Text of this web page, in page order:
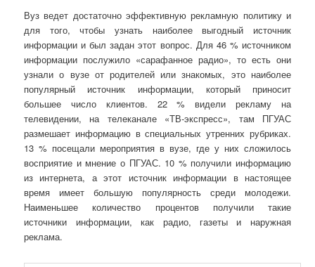
Вуз ведет достаточно эффективную рекламную политику и
для того, чтобы узнать наиболее выгодный источник
информации и был задан этот вопрос. Для 46 % источником
информации послужило «сарафанное радио», то есть они
узнали о вузе от родителей или знакомых, это наиболее
популярный источник информации, который приносит
большее число клиентов. 22 % видели рекламу на
телевидении, на телеканале «ТВ-экспресс», там ПГУАС
размешает информацию в специальных утренних рубриках.
13 % посещали мероприятия в вузе, где у них сложилось
восприятие и мнение о ПГУАС. 10 % получили информацию
из интернета, а этот источник информации в настоящее
время имеет большую популярность среди молодежи.
Наименьшее количество процентов получили такие
источники информации, как радио, газеты и наружная
реклама.